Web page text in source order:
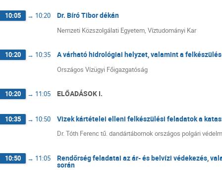
10:05 → 10:20 Dr. Bíró Tibor dékán
Nemzeti Közszolgálati Egyetem, Víztudományi Kar
10:20 → 10:35 A várható hidrológiai helyzet, valamint a
Országos Vízügyi Főigazgatóság
10:20 → 11:05 ELŐADÁSOK I.
10:35 → 10:50 Vizek kártételei elleni felkészülési feladatok a
Dr. Tóth Ferenc tű. dandártábornok országos polgári
10:50 → 11:05 Rendőrség feladatai az ár- és belvízi védekezés,
során